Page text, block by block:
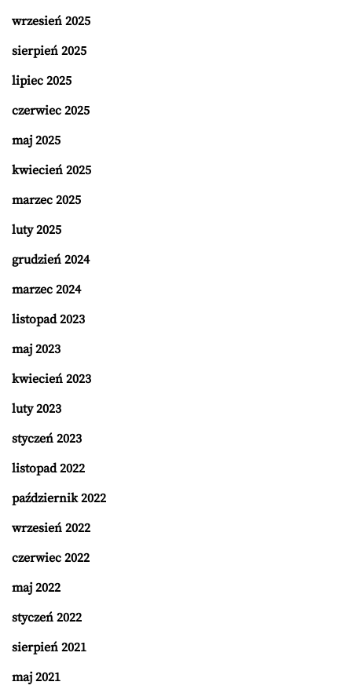
wrzesień 2025
sierpień 2025
lipiec 2025
czerwiec 2025
maj 2025
kwiecień 2025
marzec 2025
luty 2025
grudzień 2024
marzec 2024
listopad 2023
maj 2023
kwiecień 2023
luty 2023
styczeń 2023
listopad 2022
październik 2022
wrzesień 2022
czerwiec 2022
maj 2022
styczeń 2022
sierpień 2021
maj 2021